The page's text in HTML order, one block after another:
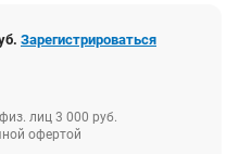
Зарегистрироваться
лиц 3 000 руб.
офертой